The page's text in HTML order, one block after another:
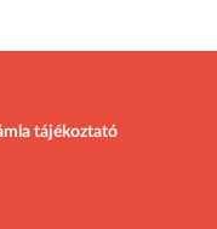
tájékoztató